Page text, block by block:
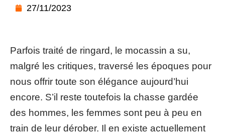
27/11/2023
Parfois traité de ringard, le mocassin a su,
malgré les critiques, traversé les époques pour
nous offrir toute son élégance aujourd’hui
encore. S’il reste toutefois la chasse gardée
des hommes, les femmes sont peu à peu en
train de leur dérober. Il en existe actuellement